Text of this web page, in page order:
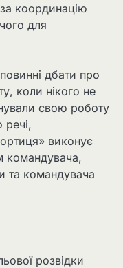
координацію
для
дбати про
коли нікого не
свою роботу
виконує
командувача,
та командувача
розвідки